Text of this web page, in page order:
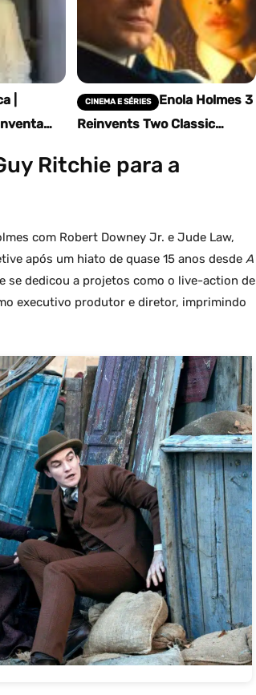
|
CINEMA E SÉRIES
Enola Holmes 3
Reinvents Two Classic
With an Old Victorian Touch
Ritchie para a
com Robert Downey Jr. e Jude Law,
após um hiato de quase 15 anos desde A
se dedicou a projetos como o live-action de
executivo produtor e diretor, imprimindo